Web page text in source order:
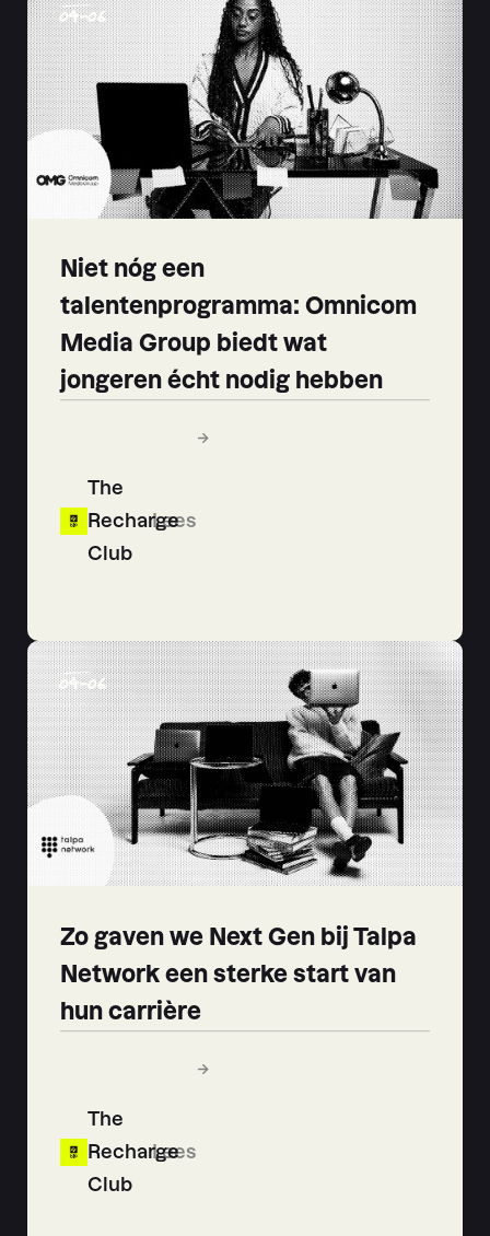
Niet nóg een
talentenprogramma: Omnicom
Media Group biedt wat
jongeren écht nodig hebben
The
Recharge
Club
Lees
04-06
Zo gaven we Next Gen bij Talpa
Network een sterke start van
hun carrière
The
Recharge
Club
Lees
04-06